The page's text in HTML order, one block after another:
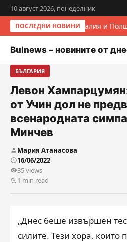
10 август 2026, понеделник
ПОСЛЕДНИ НОВИНИИталия и
Bulnews – новините от
БЪЛГАРИЯ
Левон
от Учин дол не
всенародната
Минчев
Мария Атанасова
16/06/2022
35 views
1 min read
„Днес беше извършен
силите. Тези хора, които